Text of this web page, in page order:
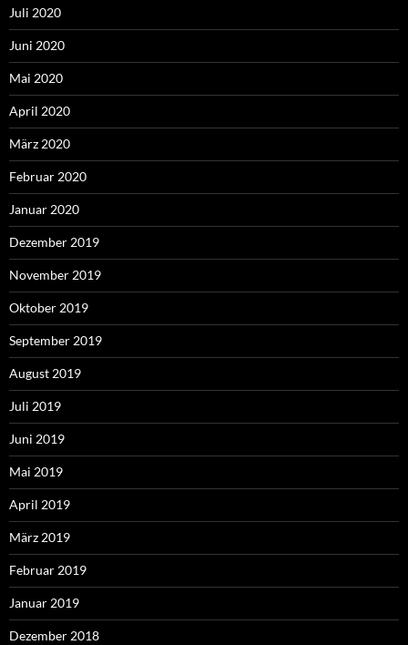
Juli 2020
Juni 2020
Mai 2020
April 2020
März 2020
Februar 2020
Januar 2020
Dezember 2019
November 2019
Oktober 2019
September 2019
August 2019
Juli 2019
Juni 2019
Mai 2019
April 2019
März 2019
Februar 2019
Januar 2019
Dezember 2018